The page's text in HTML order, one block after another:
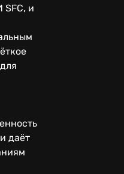
SFC, и
даёт